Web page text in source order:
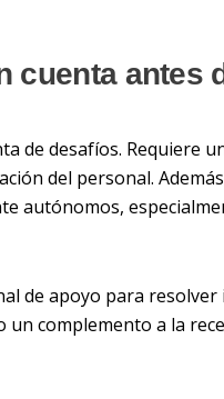
cuenta antes
de desafíos. Requiere
del personal.
autónomos,
de apoyo para resolver
un complemento a la